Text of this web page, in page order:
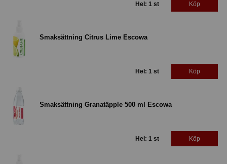
Hel: 1 st Köp
Smaksättning Citrus Lime Escowa
Hel: 1 st Köp
Smaksättning Granatäpple 500 ml Escowa
Hel: 1 st Köp